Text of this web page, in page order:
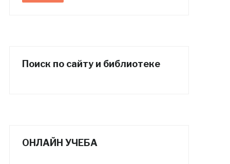
Поиск по сайту и библиотеке
ОНЛАЙН УЧЕБА